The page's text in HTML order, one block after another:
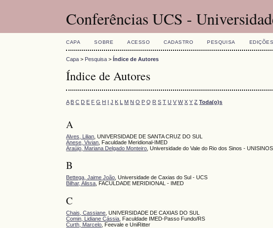
Conferências UCS -
CAPA SOBRE ACESSO CADASTRO PESQUISA
Capa > Pesquisa >Índice de Autores
Índice de Autores
A B C D E F G H I J K L M N O P Q R S T U V W X Y Z Toda(o)s
A
Alves, Lilian , UNIVERSIDADE DE SANTA CRUZ DO SUL
Anese, Vivian , Faculdade Meridional-IMED
Araújo, Mariana Delgado Monteiro , Universidade do Vale do Rio dos Sinos - UNISINOS
B
Bettega, Jaime João, Universidade de Caxias do Sul - UCS
Bilhar, Alissa, FACULDADE MERIDIONAL - IMED
C
Chais, Cassiane , UNIVERSIDADE DE CAXIAS DO SUL
Comin, Lidiane Cássia , Faculdade IMED-Passo Fundo/RS
Curth, Marcelo , Feevale e UniRitter